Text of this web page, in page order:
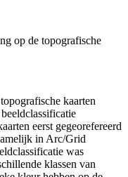
op de topografische
kaarten
eerst gegeorefereerd
in Arc/Grid
was
klassen van